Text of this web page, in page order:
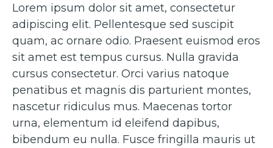
Lorem ipsum dolor sit amet, consectetur
adipiscing elit. Pellentesque sed suscipit
quam, ac ornare odio. Praesent euismod eros
sit amet est tempus cursus. Nulla gravida
cursus consectetur. Orci varius natoque
penatibus et magnis dis parturient montes,
nascetur ridiculus mus. Maecenas tortor
urna, elementum id eleifend dapibus,
bibendum eu nulla. Fusce fringilla mauris ut